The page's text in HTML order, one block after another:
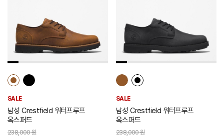
추
가
SALE
남성 Crestfield 워터프루프
옥스퍼드
238,000 원
추
가
SALE
남성 Crestfield 워터프루프
옥스퍼드
238,000 원